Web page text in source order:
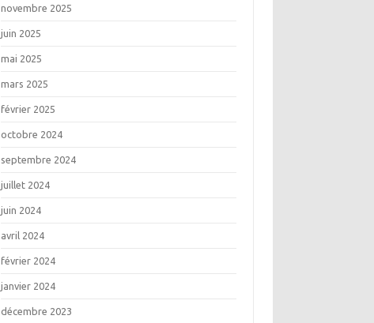
novembre 2025
juin 2025
mai 2025
mars 2025
février 2025
octobre 2024
septembre 2024
juillet 2024
juin 2024
avril 2024
février 2024
janvier 2024
décembre 2023